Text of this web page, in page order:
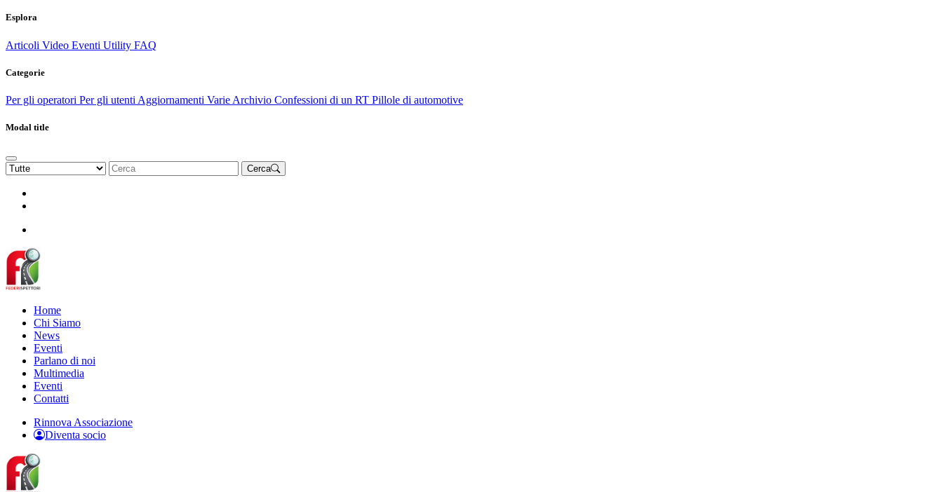
Esplora
Articoli Video Eventi Utility FAQ
Categorie
Per gli operatori Per gli utenti Aggiornamenti Varie Archivio Confessioni di un RT Pillole di automotive
Modal title
Cerca
Home
Chi Siamo
News
Eventi
Parlano di noi
Multimedia
Eventi
Contatti
Rinnova Associazione
Diventa socio